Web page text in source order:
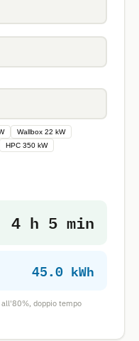
Wallbox 22 kW
HPC 350 kW
4 h 5 min
45.0 kWh
doppio tempo